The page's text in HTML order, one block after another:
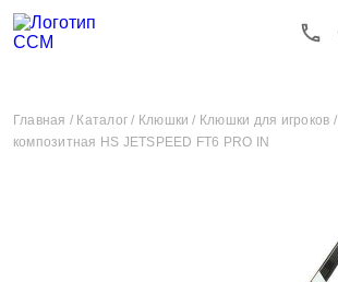
Главная / Каталог / Клюшки / Клюшки для игроков /
композитная HS JETSPEED FT6 PRO IN